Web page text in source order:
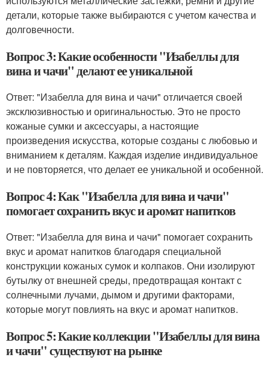
детали, которые также выбираются с учетом качества и
долговечности.
Вопрос 3: Какие особенности "Изабеллы для
вина и чачи" делают ее уникальной
Ответ: "Изабелла для вина и чачи" отличается своей
эксклюзивностью и оригинальностью. Это не просто
кожаные сумки и аксессуары, а настоящие
произведения искусства, которые созданы с любовью и
вниманием к деталям. Каждая изделие индивидуальное
и не повторяется, что делает ее уникальной и особенной.
Вопрос 4: Как "Изабелла для вина и чачи"
помогает сохранить вкус и аромат напитков
Ответ: "Изабелла для вина и чачи" помогает сохранить
вкус и аромат напитков благодаря специальной
конструкции кожаных сумок и колпаков. Они изолируют
бутылку от внешней среды, предотвращая контакт с
солнечными лучами, дымом и другими факторами,
которые могут повлиять на вкус и аромат напитков.
Вопрос 5: Какие коллекции "Изабеллы для вина
и чачи" существуют на рынке